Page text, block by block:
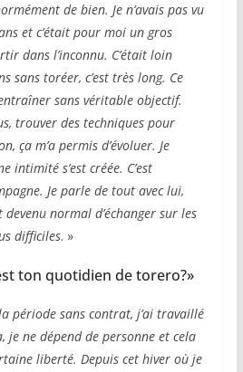
de bien. Je n’avais pas vu
et c’était pour moi un gros
dans l’inconnu. C’était loin
sans toréer, c’est très long. Ce
sans véritable objectif.
trouver des techniques pour
ça m’a permis d’évoluer. Je
intimité s’est créée. C’est
Je parle de tout avec lui,
devenu normal d’échanger sur les
difficiles. »
ton quotidien de torero?»
période sans contrat, j’ai travaillé
je ne dépend de personne et cela
liberté. Depuis cet hiver où je